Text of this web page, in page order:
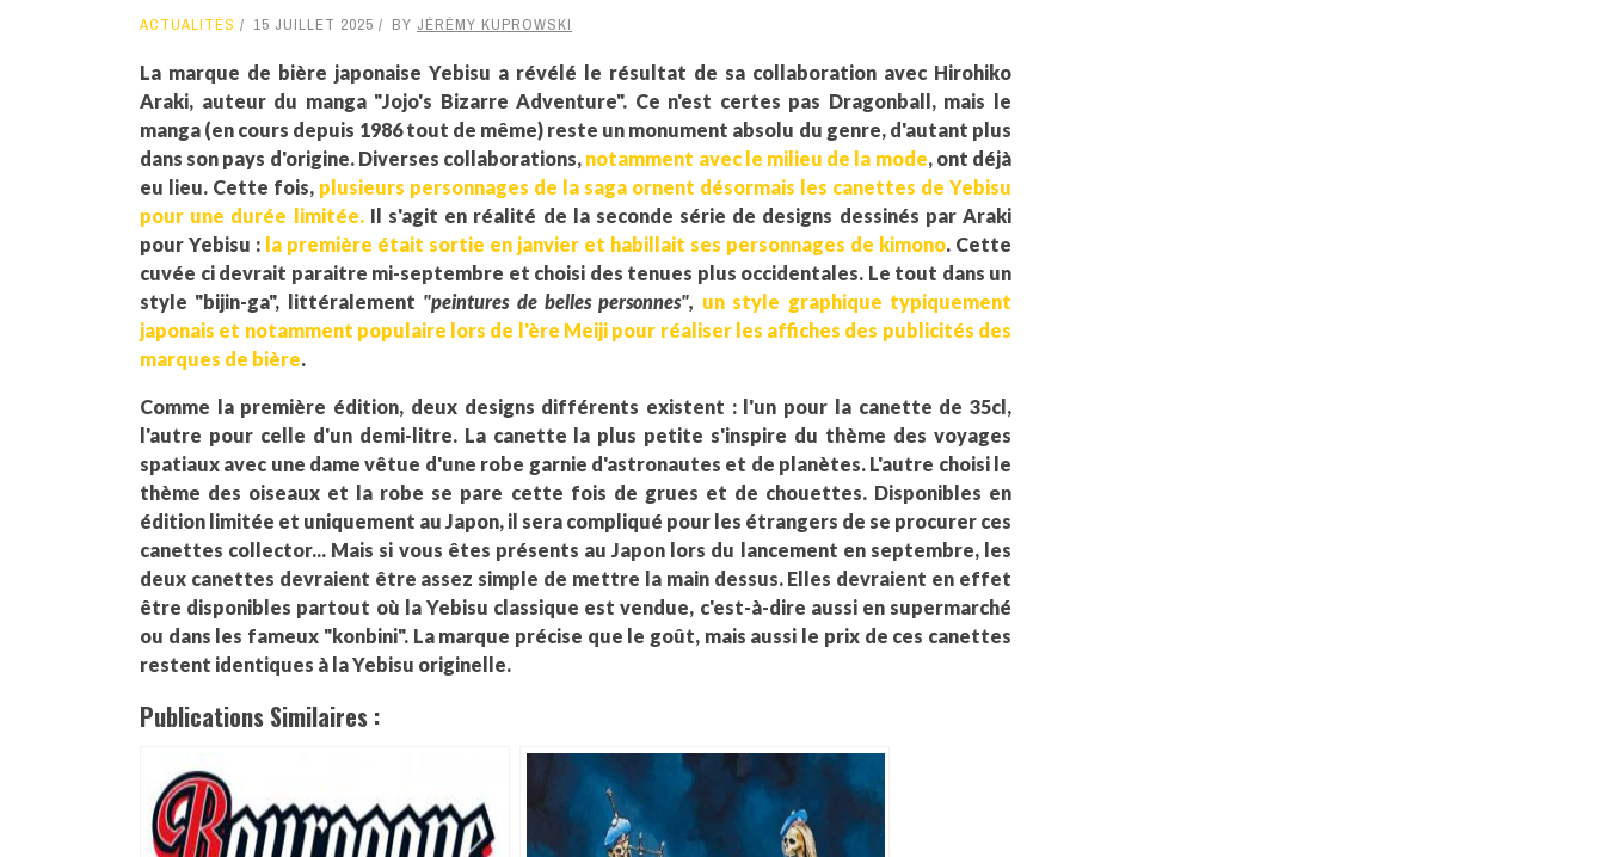
ACTUALITÉS 15 JUILLET 2025 BY JÉRÉMY KUPROWSKI
La marque de bière japonaise Yebisu a révélé le résultat de sa collaboration avec Hirohiko
Araki, auteur du manga "Jojo's Bizarre Adventure". Ce n'est certes pas Dragonball, mais le
manga (en cours depuis 1986 tout de même) reste un monument absolu du genre, d'autant plus
dans son pays d'origine. Diverses collaborations, notamment avec le milieu de la mode, ont déjà
eu lieu. Cette fois, plusieurs personnages de la saga ornent désormais les canettes de Yebisu
pour une durée limitée.Il s'agit en réalité de la seconde série de designs dessinés par Araki
pour Yebisu : la première était sortie en janvier et habillait ses personnages de kimono. Cette
cuvée ci devrait paraitre mi-septembre et choisi des tenues plus occidentales. Le tout dans un
style "bijin-ga", littéralement "peintures de belles personnes", un style graphique typiquement
japonais et notamment populaire lors de l'ère Meiji pour réaliser les affiches des publicités des
marques de bière.
Comme la première édition, deux designs différents existent : l'un pour la canette de 35cl,
l'autre pour celle d'un demi-litre. La canette la plus petite s'inspire du thème des voyages
spatiaux avec une dame vêtue d'une robe garnie d'astronautes et de planètes. L'autre choisi le
thème des oiseaux et la robe se pare cette fois de grues et de chouettes. Disponibles en
édition limitée et uniquement au Japon, il sera compliqué pour les étrangers de se procurer ces
canettes collector... Mais si vous êtes présents au Japon lors du lancement en septembre, les
deux canettes devraient être assez simple de mettre la main dessus. Elles devraient en effet
être disponibles partout où la Yebisu classique est vendue, c'est-à-dire aussi en supermarché
ou dans les fameux "konbini". La marque précise que le goût, mais aussi le prix de ces canettes
restent identiques à la Yebisu originelle.
Publications Similaires :